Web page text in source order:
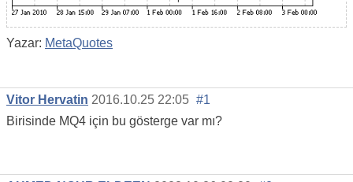
Yazar: MetaQuotes
Vitor Hervatin 2016.10.25 22:05 #1
Birisinde MQ4 için bu gösterge var mı?